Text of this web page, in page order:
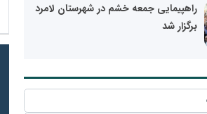
راهپیمایی جمعه خشم در شهرستان لامرد
برگزار شد